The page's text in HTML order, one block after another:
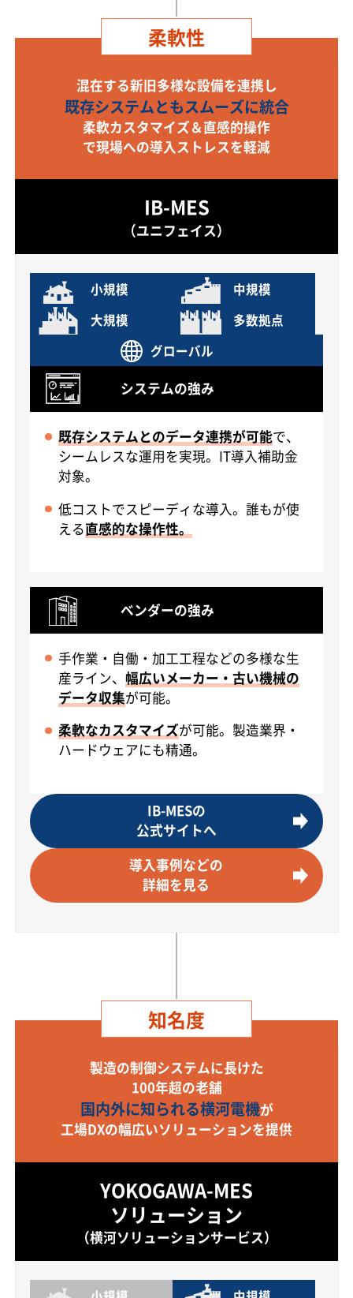
柔軟性
混在する新旧多様な設備を連携し
既存システムともスムーズに統合
柔軟カスタマイズ＆直感的操作
で現場への導入ストレスを軽減
IB-MES
（ユニフェイス）
小規模
中規模
大規模
多数拠点
グローバル
システムの強み
既存システムとのデータ連携が可能で、
シームレスな運用を実現。IT導入補助金
対象。
低コストでスピーディな導入。誰もが使
える直感的な操作性。
ベンダーの強み
手作業・自働・加工工程などの多様な生
産ライン、幅広いメーカー・古い機械の
データ収集が可能。
柔軟なカスタマイズが可能。製造業界・
ハードウェアにも精通。
IB-MESの
公式サイトへ
導入事例などの
詳細を見る
知名度
製造の制御システムに長けた
100年超の老舗
国内外に知られる横河電機が
工場DXの幅広いソリューションを提供
YOKOGAWA-MES
ソリューション
（横河ソリューションサービス）